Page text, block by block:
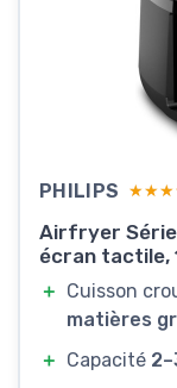
PHILIPS
Airfryer Série
écran tactile,
＋ Cuisson
matières
＋ Capacité